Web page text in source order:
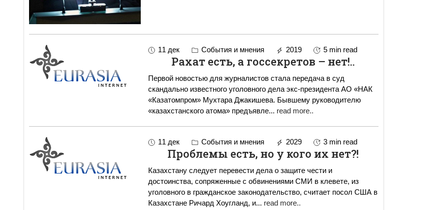
11 дек События и мнения 2019 5 min read
Рахат есть, а госсекретов – нет!..
Первой новостью для журналистов стала передача в суд
скандально известного уголовного дела экс-президента АО «НАК
«Казатомпром» Мухтара Джакишева. Бывшему руководителю
«казахстанского атома» предъявле... read more..
11 дек События и мнения 2029 3 min read
Проблемы есть, но у кого их нет?!
Казахстану следует перевести дела о защите чести и
достоинства, сопряженные с обвинениями СМИ в клевете, из
уголовного в гражданское законодательство, считает посол США в
Казахстане Ричард Хоугланд, и... read more..